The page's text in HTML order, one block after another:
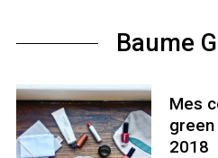
Baume
Mes
2018